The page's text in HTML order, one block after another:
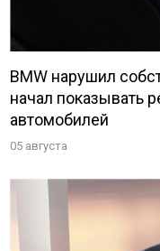
BMW нарушил
начал показывать
автомобилей
05 августа